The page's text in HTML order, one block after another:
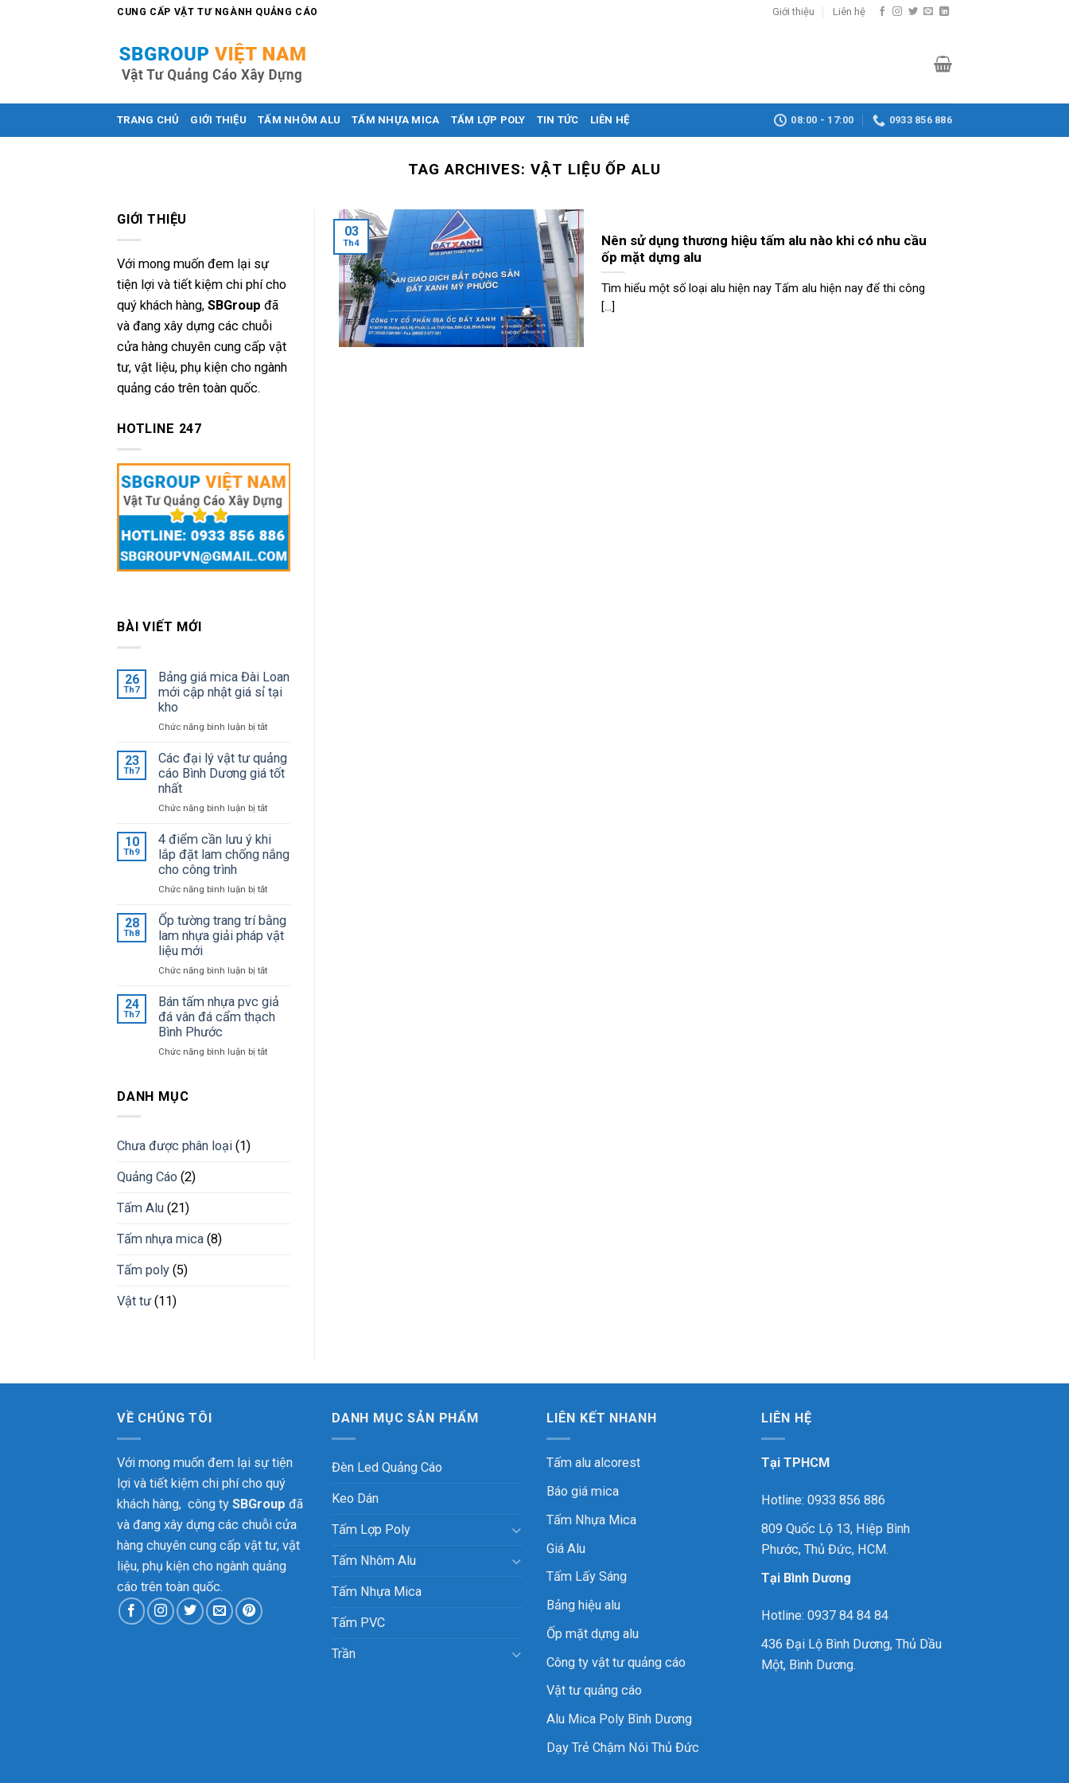
CUNG CẤP VẬT TƯ NGÀNH QUẢNG CÁO Giới thiệu Liên hệ
TRANG CHỦ GIỚI THIỆU TẤM NHÔM ALU TẤM NHỰA MICA TẤM LỢP POLY TIN TỨC LIÊN HỆ 08:00 - 17:00 0933 856 886
TAG ARCHIVES:VẬT LIỆU ỐP ALU
GIỚI THIỆU
Với mong muốn đem lại sự
tiện lợi và tiết kiệm chi phí cho
quý khách hàng, SBGroup đã
và đang xây dựng các chuỗi
cửa hàng chuyên cung cấp vật
tư, vật liệu, phụ kiện cho ngành
quảng cáo trên toàn quốc.
HOTLINE 247
BÀI VIẾT MỚI
26
Th7
Bảng giá mica Đài Loan
mới cập nhật giá sỉ tại
kho
Chức năng bình luận bị tắtở
giá
mica
mới
nhật
giá
23
Th7
Các đại lý vật tư quảng
cáo Bình Dương giá tốt
nhất
Chức năng bình luận bị tắtở
đại
lý
quảng
Bình
Dương
10
Th9
4 điểm cần lưu ý khi
lắp đặt lam chống nắng
cho công trình
Chức năng bình luận bị tắtở
điểm
cần
lưu
khi
đặt
lam
28
Th8
Ốp tường trang trí bằng
lam nhựa giải pháp vật
liệu mới
Chức năng bình luận bị tắtở
tường
trang
lam
24
Th7
Bán tấm nhựa pvc giả
đá vân đá cẩm thạch
Bình Phước
Chức năng bình luận bị tắtở
DANH MỤC
Chưa được phân loại (1)
Quảng Cáo (2)
Tấm Alu (21)
Tấm nhựa mica (8)
Tấm poly (5)
Vật tư(11)
Nên sử dụng thương hiệu tấm alu nào khi có nhu cầu
ốp mặt dựng alu
Tìm hiểu một số loại alu hiện nay Tấm alu hiện nay để thi công
[...]
03
Th4
VỀ CHÚNG TÔI
Với mong muốn đem lại sự tiện
lợi và tiết kiệm chi phí cho quý
khách hàng, công ty SBGroup đã
và đang xây dựng các chuỗi cửa
hàng chuyên cung cấp vật tư, vật
liệu, phụ kiện cho ngành quảng
cáo trên toàn quốc.
DANH MỤC SẢN PHẨM
Đèn Led Quảng Cáo
Keo Dán
Tấm Lợp Poly
Tấm Nhôm Alu
Tấm Nhựa Mica
Tấm PVC
Trần
LIÊN KẾT NHANH
Tấm alu alcorest
Báo giá mica
Tấm Nhựa Mica
Giá Alu
Tấm Lấy Sáng
Bảng hiệu alu
Ốp mặt dựng alu
Công ty vật tư quảng cáo
Vật tư quảng cáo
Alu Mica Poly Bình Dương
Dạy Trẻ Chậm Nói Thủ Đức
LIÊN HỆ
Tại TPHCM
Hotline: 0933 856 886
809 Quốc Lộ 13, Hiệp Bình
Phước, Thủ Đức, HCM.
Tại Bình Dương
Hotline: 0937 84 84 84
436 Đại Lộ Bình Dương, Thủ Dầu
Một, Bình Dương.